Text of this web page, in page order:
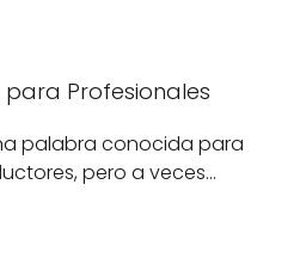
Profesionales
palabra conocida para
pero a veces…